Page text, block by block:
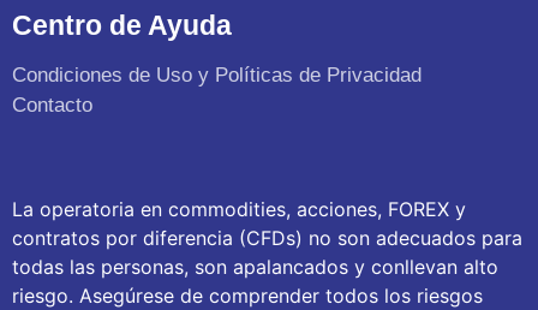
Centro de Ayuda
Condiciones de Uso y Políticas de Privacidad
Contacto
La operatoria en commodities, acciones, FOREX y
contratos por diferencia (CFDs) no son adecuados para
todas las personas, son apalancados y conllevan alto
riesgo. Asegúrese de comprender todos los riesgos